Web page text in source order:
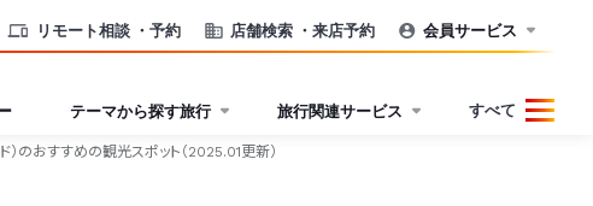
リモート相談 ・予約 店舗検索 ・来店予約 会員サービス
テーマから探す旅行 旅行関連サービス すべて
）のおすすめの観光スポット（2025.01更新）